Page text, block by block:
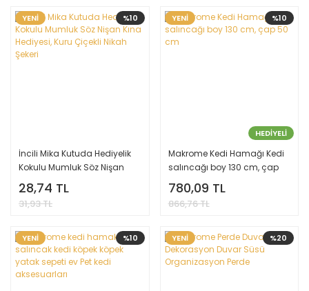
%10
YENİ
İncili Mika Kutuda Hediyelik
Kokulu Mumluk Söz Nişan
Kına Hediyesi, Kuru Çiçekli
Nikah Şekeri
28,74 TL
31,93 TL
%10
YENİ
HEDİYELİ
Makrome Kedi Hamağı Kedi
salıncağı boy 130 cm, çap
50 cm
780,09 TL
866,76 TL
%10
YENİ %20
YENİ